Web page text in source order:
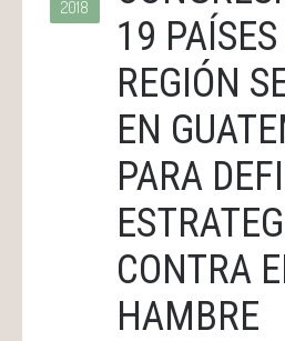
2018
19
REGIÓN
EN
PARA
CONTRA
HAMBRE